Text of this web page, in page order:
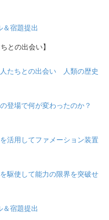
宿題提出
との出会い】
たちとの出会い 人類の歴史
登場で何が変わったのか？
活用してファメーション装置
駆使して能力の限界を突破せ
宿題提出